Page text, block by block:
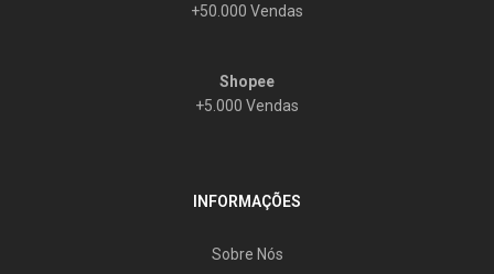
+50.000 Vendas
Shopee
+5.000 Vendas
INFORMAÇÕES
Sobre Nós